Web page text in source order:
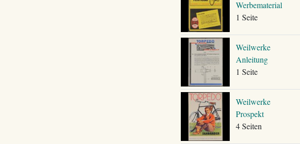
Werbematerial
1 Seite
Weilwerke
Anleitung
1 Seite
Weilwerke
Prospekt
4 Seiten